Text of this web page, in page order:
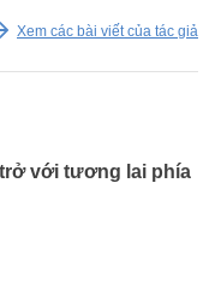
Xem các bài viết của tác giả
với tương lai phía